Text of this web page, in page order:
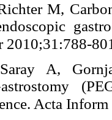
M,
2010;31:788-
A,
Acta